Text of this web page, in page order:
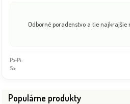
Odborné poradenstvo a tie najkrajšie
Po-Pi:
So:
Populárne produkty